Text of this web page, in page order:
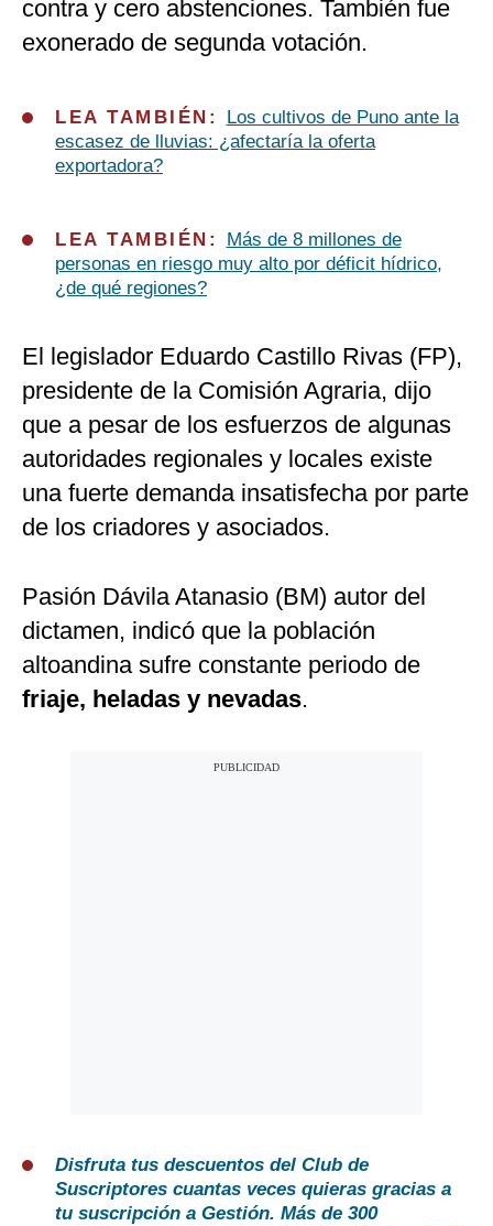
contra y cero abstenciones. También fue
exonerado de segunda votación.
LEA TAMBIÉN:
Los cultivos de Puno ante la
escasez de lluvias: ¿afectaría la oferta
exportadora?
LEA TAMBIÉN:
Más de 8 millones de
personas en riesgo muy alto por déficit hídrico,
¿de qué regiones?
El legislador Eduardo Castillo Rivas (FP),
presidente de la Comisión Agraria, dijo
que a pesar de los esfuerzos de algunas
autoridades regionales y locales existe
una fuerte demanda insatisfecha por parte
de los criadores y asociados.
Pasión Dávila Atanasio (BM) autor del
dictamen, indicó que la población
altoandina sufre constante periodo de
friaje, heladas y nevadas.
Disfruta tus descuentos del Club de
Suscriptores cuantas veces quieras gracias a
tu suscripción a Gestión. Más de 300